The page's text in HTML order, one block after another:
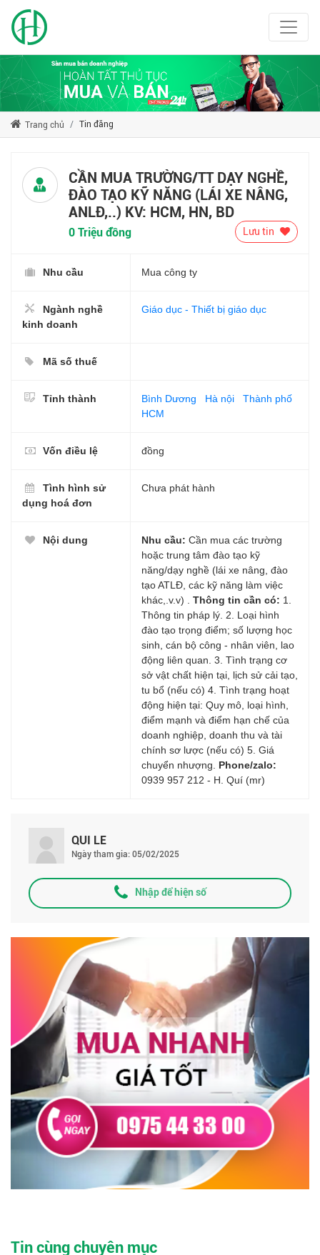
Trang chủ Tin đăng
CẦN MUA TRƯỜNG/TT DẠY NGHỀ,
ĐÀO TẠO KỸ NĂNG (LÁI XE NÂNG,
ANLĐ,..) KV: HCM, HN, BD
0 Triệu đồng Lưu tin
Nhu cầu Mua công ty
Ngành nghề
kinh doanh
Giáo dục - Thiết bị giáo dục
Mã số thuế
Tỉnh thành Bình Dương Hà nội
Thành phố
HCM
Vốn điều lệ đồng
Tình hình sử
dụng hoá đơn
Chưa phát hành
Nội dung Nhu cầu: Cần mua các trường
hoặc trung tâm đào tạo kỹ
năng/dạy nghề (lái xe nâng, đào
tạo ATLĐ, các kỹ năng làm việc
khác,.v.v) . Thông tin cần có: 1.
Thông tin pháp lý. 2. Loại hình
đào tạo trọng điểm; số lượng học
sinh, cán bộ công - nhân viên, lao
động liên quan. 3. Tình trạng cơ
sở vật chất hiện tại, lịch sử cải tạo,
tu bổ (nếu có) 4. Tình trạng hoạt
động hiện tại: Quy mô, loại hình,
điểm mạnh và điểm hạn chế của
doanh nghiệp, doanh thu và tài
chính sơ lược (nếu có) 5. Giá
chuyển nhượng. Phone/zalo:
0939 957 212 - H. Quí (mr)
QUI LE
Ngày tham gia: 05/02/2025
Nhập để hiện số
Tin cùng chuyên mục